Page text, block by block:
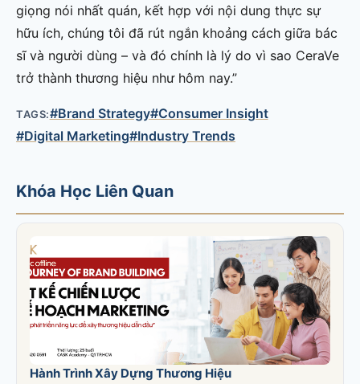
giọng nói nhất quán, kết hợp với nội dung thực sự
hữu ích, chúng tôi đã rút ngắn khoảng cách giữa bác
sĩ và người dùng – và đó chính là lý do vì sao CeraVe
trở thành thương hiệu như hôm nay.”
TAGS:#Brand Strategy#Consumer Insight
#Digital Marketing#Industry Trends
Khóa Học Liên Quan
Hành Trình Xây Dựng Thương Hiệu